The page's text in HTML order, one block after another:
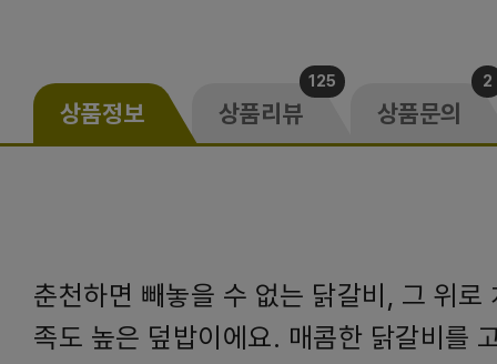
상품정보 상품리뷰
125
상품문의
2
춘천하면 빼놓을 수 없는 닭갈비, 그 위로
족도 높은 덮밥이에요. 매콤한 닭갈비를